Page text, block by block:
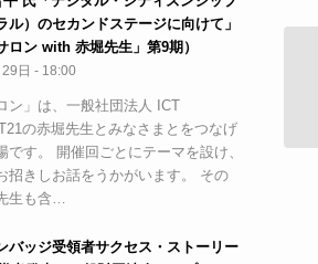
ル）のセカンドステージに向けて」
ロン with 赤堀先生」第9期）
日 - 18:00
ン」は、一般社団法人 ICT
の赤堀先生とみなさまとをつなげ
です。 開催回ごとにテーマを設け、
招きしお話をうかがいます。 その
生も含…
バッジ受領者サクセス・ストーリー